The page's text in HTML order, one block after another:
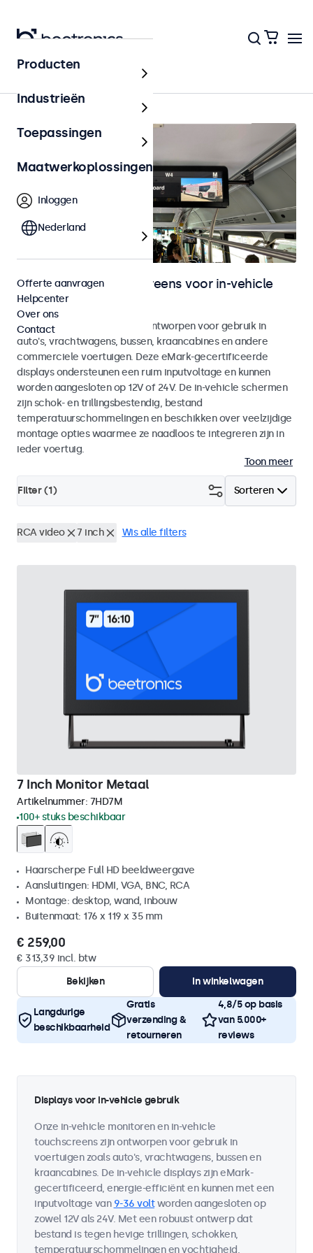
Home
Monitoren en touchscreens voor in-vehicle
gebruik
Monitoren en touchscreens ontworpen voor gebruik in
auto's, vrachtwagens, bussen, kraancabines en andere
commerciele voertuigen. Deze eMark-gecertificeerde
displays ondersteunen een ruim inputvoltage en kunnen
worden aangesloten op 12V of 24V. De in-vehicle schermen
zijn schok- en trillingsbestendig, bestand
temperatuurschommelingen en beschikken over veelzijdige
montage opties waarmee ze naadloos te integreren zijn in
ieder voertuig.
Toon meer
Sorteren
Filter (1)
RCA video 7 inch Wis alle filters
7 Inch Monitor Metaal
Artikelnummer: 7HD7M
100+ stuks beschikbaar
Haarscherpe Full HD beeldweergave
Aansluitingen: HDMI, VGA, BNC, RCA
Montage: desktop, wand, inbouw
Buitenmaat: 176 x 119 x 35 mm
€ 259,00
€ 313,39 incl. btw
Bekijken
In winkelwagen
Langdurige
beschikbaarheid
Gratis
verzending &
retourneren
4,8/5 op basis
van 5.000+
reviews
Displays voor in-vehicle gebruik
Onze in-vehicle monitoren en in-vehicle
touchscreens zijn ontworpen voor gebruik in
voertuigen zoals auto's, vrachtwagens, bussen en
kraancabines. De in-vehicle displays zijn eMark-
gecertificeerd, energie-efficiënt en kunnen met een
inputvoltage van 9-36 voltworden aangesloten op
zowel 12V als 24V. Met een robuust ontwerp dat
bestand is tegen hevige trillingen, schokken,
temperatuurschommelingen en vochtigheid,
Producten
Industrieën
Toepassingen
Maatwerkoplossingen
Inloggen
Nederland
Offerte aanvragen
Helpcenter
Over ons
Contact